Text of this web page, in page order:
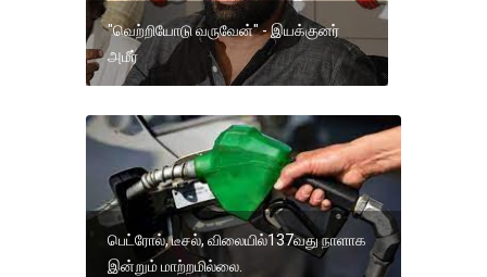
"வெற்றியோடு வருவேன்" - இயக்குனர்
அமீர்
பெட்ரோல், டீசல், விலையில்137வது நாளாக
இன்றும் மாற்றமில்லை.